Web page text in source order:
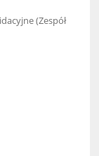
(Zespół